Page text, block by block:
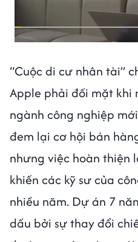
“Cuộc di cư nhân tài”
Apple phải đối mặt khi
ngành công nghiệp
đem lại cơ hội bán
nhưng việc hoàn thiện
khiến các kỹ sư của
nhiều năm. Dự án 7
dấu bởi sự thay đổi